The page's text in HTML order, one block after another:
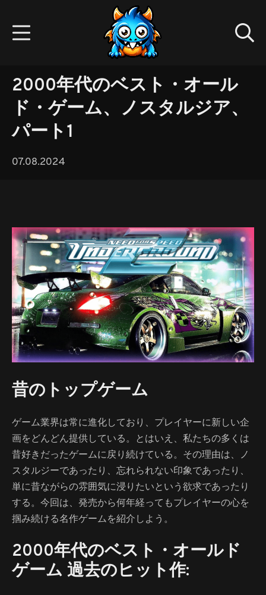
content
Gamedev.monster
2000年代のベスト・オール
ド・ゲーム、ノスタルジア、
パート1
07.08.2024
昔のトップゲーム
ゲーム業界は常に進化しており、プレイヤーに新しい企
画をどんどん提供している。とはいえ、私たちの多くは
昔好きだったゲームに戻り続けている。その理由は、ノ
スタルジーであったり、忘れられない印象であったり、
単に昔ながらの雰囲気に浸りたいという欲求であったり
する。今回は、発売から何年経ってもプレイヤーの心を
掴み続ける名作ゲームを紹介しよう。
2000年代のベスト・オールド
ゲーム 過去のヒット作: